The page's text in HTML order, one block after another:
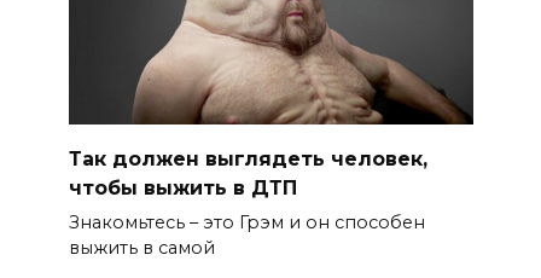
Так должен выглядеть человек,
чтобы выжить в ДТП
Знакомьтесь – это Грэм и он способен
выжить в самой